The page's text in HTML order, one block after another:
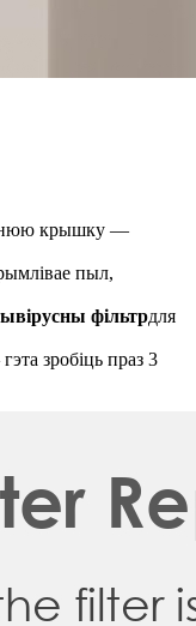
крышку —
пыл,
фільтрдля
зробіць праз 3